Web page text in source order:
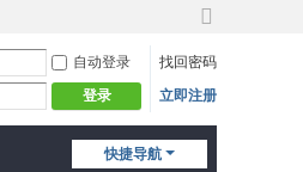
换
到
宽
版
自动登录
找回密码
登录 立即注册
快捷导航